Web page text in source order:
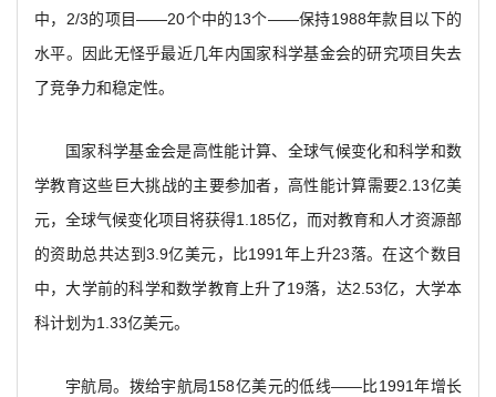
中，2/3的项目——20个中的13个——保持1988年款目以下的
水平。因此无怪乎最近几年内国家科学基金会的研究项目失去
了竞争力和稳定性。
国家科学基金会是高性能计算、全球气候变化和科学和数
学教育这些巨大挑战的主要参加者，高性能计算需要2.13亿美
元，全球气候变化项目将获得1.185亿，而对教育和人才资源部
的资助总共达到3.9亿美元，比1991年上升23落。在这个数目
中，大学前的科学和数学教育上升了19落，达2.53亿，大学本
科计划为1.33亿美元。
宇航局。拨给宇航局158亿美元的低线——比1991年增长